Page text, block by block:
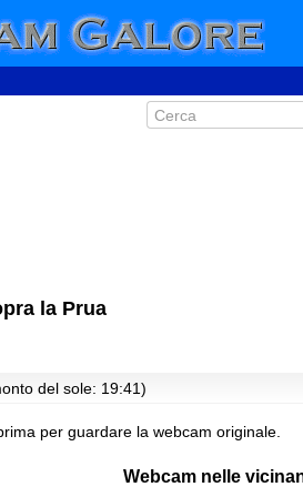
la Prua
del sole: 19:41)
per guardare la webcam originale.
Webcam nelle